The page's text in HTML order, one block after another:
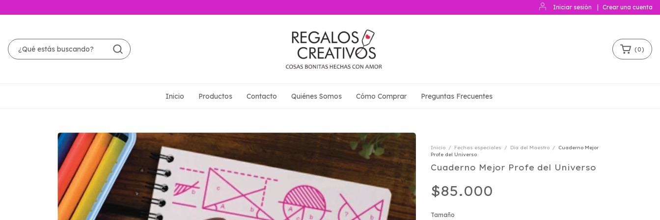
Iniciar sesión Crear una cuenta
(0)
Inicio Productos Contacto Quiénes Somos Cómo Comprar Preguntas Frecuentes
Inicio / Fechas especiales / Día del Maestro /
Cuaderno Mejor
Profe del Universo
Cuaderno Mejor Profe del Universo
$85.000
Tamaño